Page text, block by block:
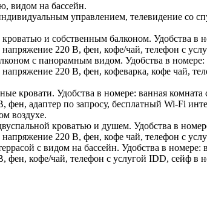
видом на бассейн.
управлением, телевидение со
и собственным балконом. Удобства в
220 В, фен, кофе/чай, телефон с
с панорамным видом. Удобства в
220 В, фен, кофеварка, кофе чай,
кровати. Удобства в номере: ванная
адаптер по запросу, бесплатный Wi-Fi
воздухе.
кроватью и душем. Удобства в
220 В, фен, кофе чай, телефон с
с видом на бассейн. Удобства в
кофе/чай, телефон с услугой IDD, сейф в